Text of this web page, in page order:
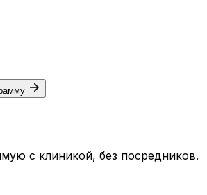
с клиникой, без посредников.